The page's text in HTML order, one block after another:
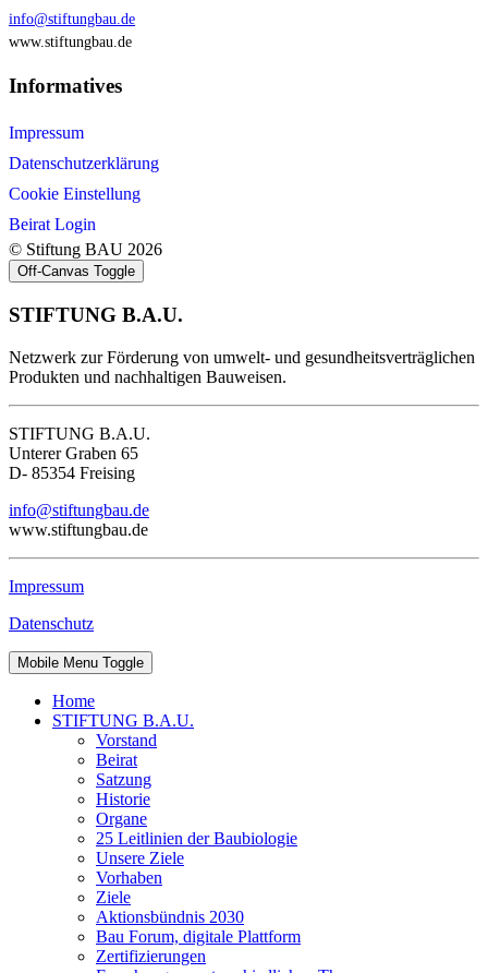
info@stiftungbau.de
www.stiftungbau.de
Informatives
Impressum
Datenschutzerklärung
Cookie Einstellung
Beirat Login
© Stiftung BAU 2026
Off-Canvas Toggle
STIFTUNG B.A.U.
Netzwerk zur Förderung von umwelt- und gesundheitsverträglichen
Produkten und nachhaltigen Bauweisen.
STIFTUNG B.A.U.
Unterer Graben 65
D- 85354 Freising
info@stiftungbau.de
www.stiftungbau.de
Impressum
Datenschutz
Mobile Menu Toggle
Home
STIFTUNG B.A.U.
Vorstand
Beirat
Satzung
Historie
Organe
25 Leitlinien der Baubiologie
Unsere Ziele
Vorhaben
Ziele
Aktionsbündnis 2030
Bau Forum, digitale Plattform
Zertifizierungen